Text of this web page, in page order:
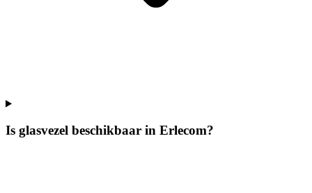
Is glasvezel beschikbaar in Erlecom?